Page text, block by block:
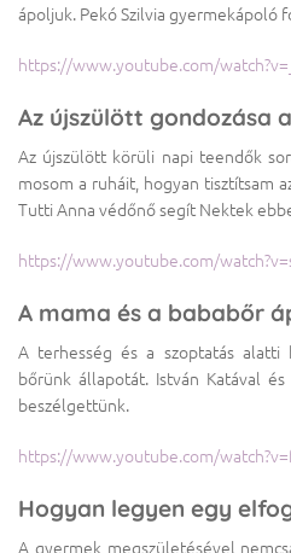
ápoljuk. Pekó Szilvia gyermekápoló
https://www.youtube.com/
Az újszülött gondozása
Az újszülött körüli napi teendők
mosom a ruháit, hogyan tisztítsam
Tutti Anna védőnő segít Nektek
https://www.youtube.com/
A mama és a bababőr
A terhesség és a szoptatás alatti
bőrünk állapotát. István Katával
beszélgettünk.
https://www.youtube.com/
Hogyan legyen egy
A gyermek megszületésével